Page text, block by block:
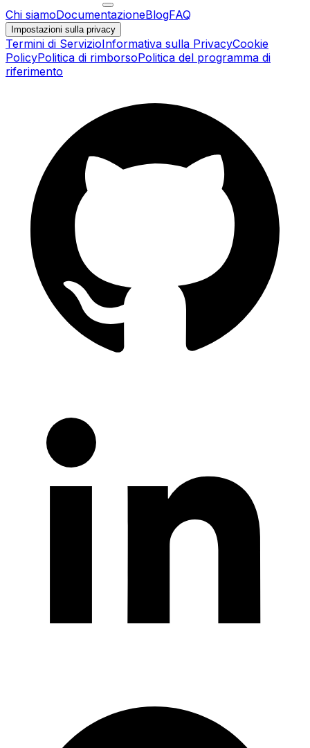
Chi siamoDocumentazioneBlogFAQ
Impostazioni sulla privacy
Termini di ServizioInformativa sulla PrivacyCookie
PolicyPolitica di rimborsoPolitica del programma di
riferimento